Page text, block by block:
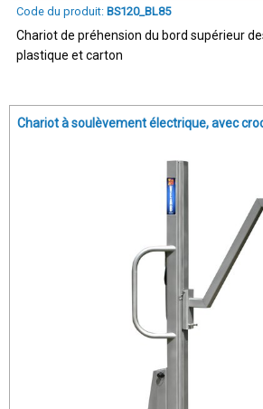
Code du produit: BS120_BL85
Chariot de préhension du bord supérieur
plastique et carton
Chariot à soulèvement électrique, avec